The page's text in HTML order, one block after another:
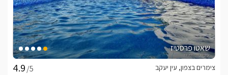
שאטו פרסטיז
/5
צימרים בצפון, עין יעקב